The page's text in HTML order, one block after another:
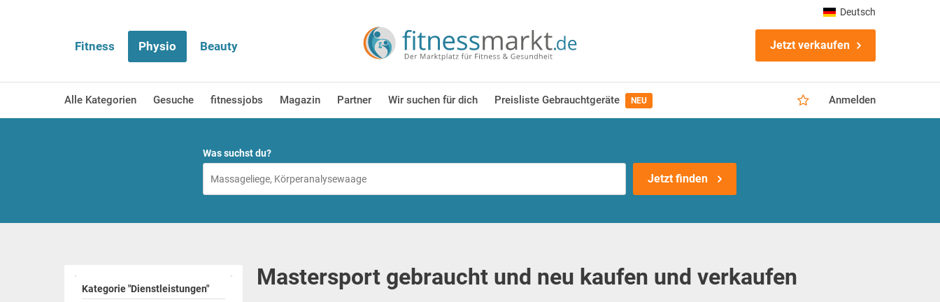
Fitness Physio Beauty Jetzt verkaufen
Alle Kategorien Gesuche fitnessjobs Magazin Partner Wir suchen für dich Preisliste Gebrauchtgeräte NEU Anmelden
Deutsch
Was suchst du?
Jetzt finden
Kategorie "Dienstleistungen" Mastersport gebraucht und neu kaufen und verkaufen